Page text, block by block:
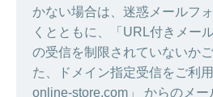
かない場合は、迷惑メールフ
くとともに、「URL付きメー
の受信を制限されていないか
た、ドメイン指定受信をご利
online-store.com」 からのメー